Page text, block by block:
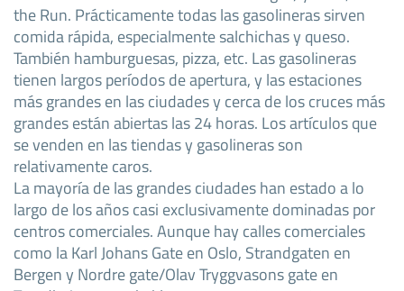
the Run. Prácticamente todas las gasolineras sirven
comida rápida, especialmente salchichas y queso.
También hamburguesas, pizza, etc. Las gasolineras
tienen largos períodos de apertura, y las estaciones
más grandes en las ciudades y cerca de los cruces más
grandes están abiertas las 24 horas. Los artículos que
se venden en las tiendas y gasolineras son
relativamente caros.
La mayoría de las grandes ciudades han estado a lo
largo de los años casi exclusivamente dominadas por
centros comerciales. Aunque hay calles comerciales
como la Karl Johans Gate en Oslo, Strandgaten en
Bergen y Nordre gate/Olav Tryggvasons gate en